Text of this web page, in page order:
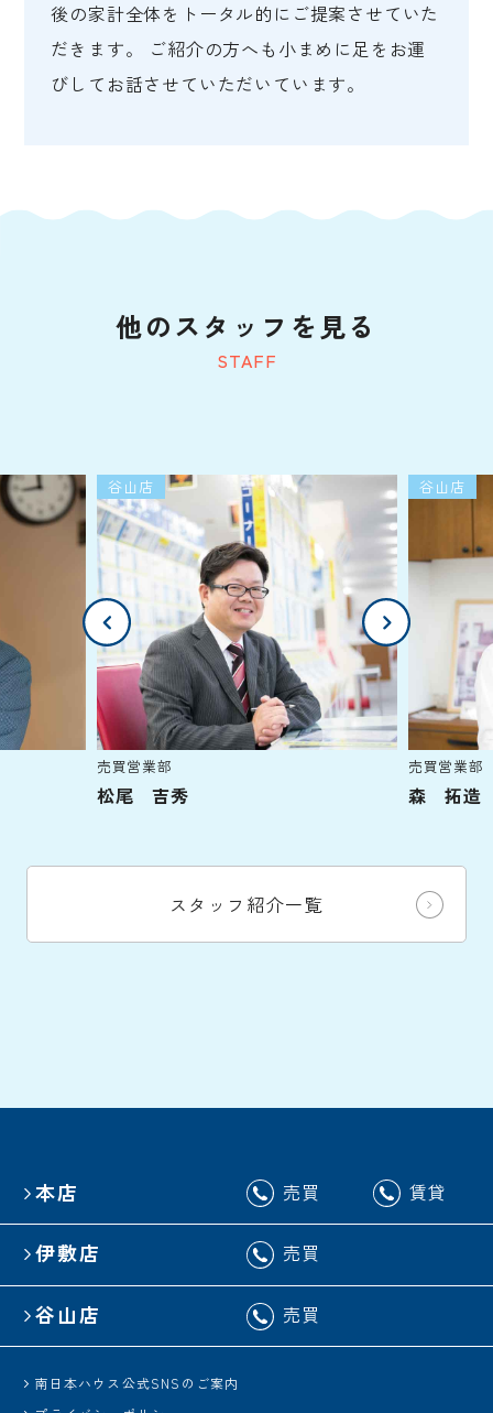
後の家計全体をトータル的にご提案させていた
だきます。 ご紹介の方へも小まめに足をお運
びしてお話させていただいています。
STAFF
他のスタッフを見る
谷山店
売買営業部
松尾 吉秀
谷山店
売買営業部
森 拓造
スタッフ紹介一覧
本店 売買 賃貸
伊敷店 売買
谷山店 売買
南日本ハウス公式SNSのご案内